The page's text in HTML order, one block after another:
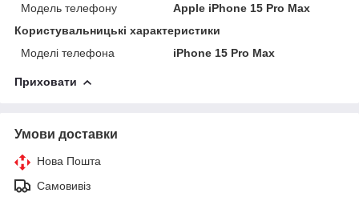
Модель телефону
Apple iPhone 15 Pro Max
Користувальницькі характеристики
Моделі телефона
iPhone 15 Pro Max
Приховати
Умови доставки
Нова Пошта
Самовивіз